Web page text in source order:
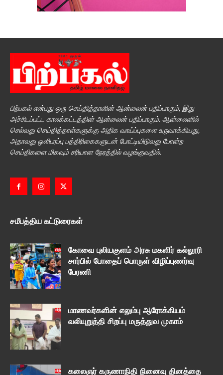
பிற்பகல் என்பது ஒரு செய்தித்தாளின் ஆன்லைன் பதிப்பாகும், இது
அச்சிடப்பட்ட காலக்கட்டத்தின் ஆன்லைன் பதிப்பாகும். ஆன்லைனில்
செல்வது செய்தித்தாள்களுக்கு அதிக வாய்ப்புகளை உருவாக்கியது,
அதாவது ஒளிபரப்பு பத்திரிகைகளுடன் போட்டியிடுவது போன்ற
செய்திகளை மிகவும் சரியான நேரத்தில் வழங்குவதில்.
சமீபத்திய கட்டுரைகள்
கோவை புலியகுளம் அரசு மகளிர் கல்லூரி
சார்பில் போதைப் பொருள் விழிப்புணர்வு
பேரணி
மாணவர்களின் எலும்பு ஆரோக்கியம்
வலியுறுத்தி சிறப்பு மருத்துவ முகாம்
கலைஞர் கருணாநிதி நினைவு தினத்தை